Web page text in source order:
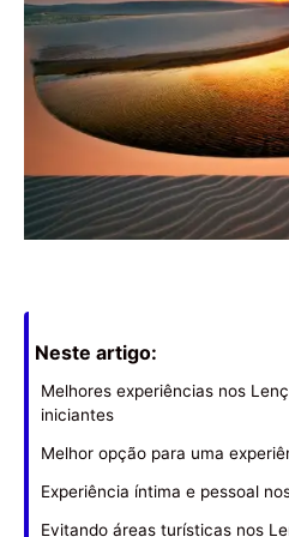
Neste artigo:
Melhores experiências nos
iniciantes
Melhor opção para uma
Experiência íntima e pessoal
Evitando áreas turísticas nos